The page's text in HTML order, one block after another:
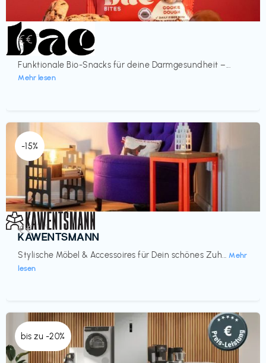
Lebensmittel
bae Treat
Funktionale Bio-Snacks für deine Darmgesundheit –...
Mehr lesen
€€‎
-15%
Einrichtung
KAWENTSMANN
Stylische Möbel & Accessoires für Dein schönes Zuh... Mehr
lesen
€€‎
bis zu -20%